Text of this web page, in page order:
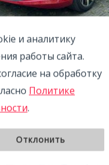
Lamando 1.4T
2023 | Красный
800₽
и аналитику
работы сайта.
на обработку
Политике
.
Отклонить